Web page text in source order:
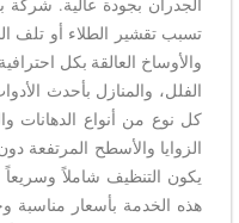
الجدران بجودة عالية.
تسبب تقشير الطلاء أو تلف
والأوساخ العالقة بكل
الفلل، والمنازل بأحدث
كل نوع من أنواع الدهانات
الزوايا والأسطح
يكون التنظيف شاملاً
هذه الخدمة بأسعار مناسبة